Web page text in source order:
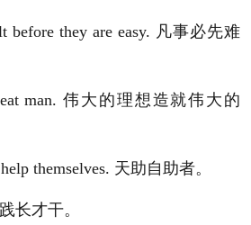
before they are easy. 凡事必先难
man. 伟大的理想造就伟大的
themselves. 天助自助者。
长才干。